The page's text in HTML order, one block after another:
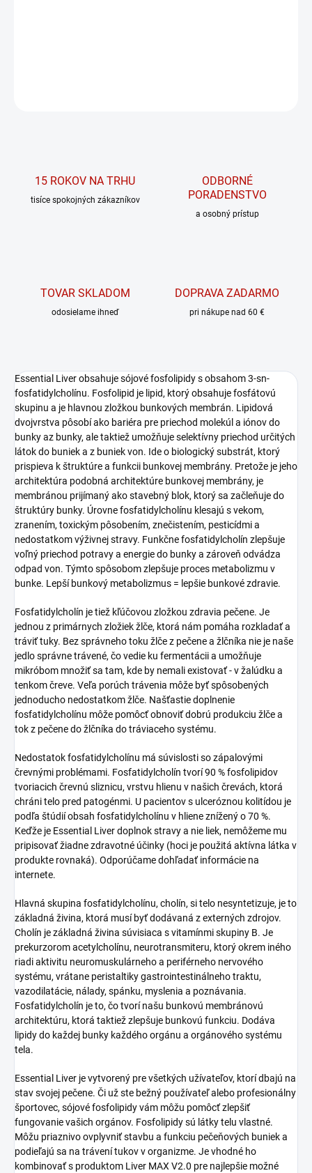
15 ROKOV NA TRHU
tisíce spokojných zákazníkov
ODBORNÉ
PORADENSTVO
a osobný prístup
TOVAR SKLADOM
odosielame ihneď
DOPRAVA ZADARMO
pri nákupe nad 60 €
Essential Liver obsahuje sójové fosfolipidy s obsahom 3-sn-
fosfatidylcholínu. Fosfolipid je lipid, ktorý obsahuje fosfátovú
skupinu a je hlavnou zložkou bunkových membrán. Lipidová
dvojvrstva pôsobí ako bariéra pre priechod molekúl a iónov do
bunky az bunky, ale taktiež umožňuje selektívny priechod určitých
látok do buniek a z buniek von. Ide o biologický substrát, ktorý
prispieva k štruktúre a funkcii bunkovej membrány. Pretože je jeho
architektúra podobná architektúre bunkovej membrány, je
membránou prijímaný ako stavebný blok, ktorý sa začleňuje do
štruktúry bunky. Úrovne fosfatidylcholínu klesajú s vekom,
zranením, toxickým pôsobením, znečistením, pesticídmi a
nedostatkom výživnej stravy. Funkčne fosfatidylcholín zlepšuje
voľný priechod potravy a energie do bunky a zároveň odvádza
odpad von. Týmto spôsobom zlepšuje proces metabolizmu v
bunke. Lepší bunkový metabolizmus = lepšie bunkové zdravie.
Fosfatidylcholín je tiež kľúčovou zložkou zdravia pečene. Je
jednou z primárnych zložiek žlče, ktorá nám pomáha rozkladať a
tráviť tuky. Bez správneho toku žlče z pečene a žlčníka nie je naše
jedlo správne trávené, čo vedie ku fermentácii a umožňuje
mikróbom množiť sa tam, kde by nemali existovať - v žalúdku a
tenkom čreve. Veľa porúch trávenia môže byť spôsobených
jednoducho nedostatkom žlče. Našťastie doplnenie
fosfatidylcholínu môže pomôcť obnoviť dobrú produkciu žlče a
tok z pečene do žlčníka do tráviaceho systému.
Nedostatok fosfatidylcholínu má súvislosti so zápalovými
črevnými problémami. Fosfatidylcholín tvorí 90 % fosfolipidov
tvoriacich črevnú sliznicu, vrstvu hlienu v našich črevách, ktorá
chráni telo pred patogénmi. U pacientov s ulceróznou kolitídou je
podľa štúdií obsah fosfatidylcholínu v hliene znížený o 70 %.
Keďže je Essential Liver doplnok stravy a nie liek, nemôžeme mu
pripisovať žiadne zdravotné účinky (hoci je použitá aktívna látka v
produkte rovnaká). Odporúčame dohľadať informácie na
internete.
Hlavná skupina fosfatidylcholínu, cholín, si telo nesyntetizuje, je to
základná živina, ktorá musí byť dodávaná z externých zdrojov.
Cholín je základná živina súvisiaca s vitamínmi skupiny B. Je
prekurzorom acetylcholínu, neurotransmiteru, ktorý okrem iného
riadi aktivitu neuromuskulárneho a periférneho nervového
systému, vrátane peristaltiky gastrointestinálneho traktu,
vazodilatácie, nálady, spánku, myslenia a poznávania.
Fosfatidylcholín je to, čo tvorí našu bunkovú membránovú
architektúru, ktorá taktiež zlepšuje bunkovú funkciu. Dodáva
lipidy do každej bunky každého orgánu a orgánového systému
tela.
Essential Liver je vytvorený pre všetkých užívateľov, ktorí dbajú na
stav svojej pečene. Či už ste bežný používateľ alebo profesionálny
športovec, sójové fosfolipidy vám môžu pomôcť zlepšiť
fungovanie vašich orgánov. Fosfolipidy sú látky telu vlastné.
Môžu priaznivo ovplyvniť stavbu a funkciu pečeňových buniek a
podieľajú sa na trávení tukov v organizme. Je vhodné ho
kombinovať s produktom Liver MAX V2.0 pre najlepšie možné